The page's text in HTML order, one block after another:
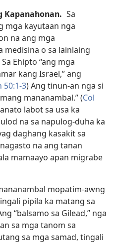
Kapanahonan. Sa
mga kayutaan nga
na ang mga
medisina o sa lainlaing
Ehipto “ang mga
kang Israel,” ang
50:1-3) Ang tinun-an nga si
mananambal.” (Col
labot sa usa ka
na sa napulog-duha ka
daghang kasakit sa
na ang tanan
mamaayo apan migrabe
mopatim-awng
pipila ka matang sa
“balsamo sa Gilead,” nga
sa mga tanom sa
sa mga samad, tingali